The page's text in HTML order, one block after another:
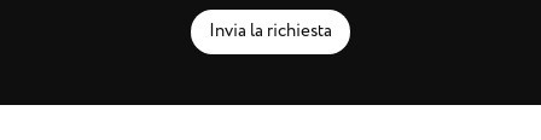
Invia la richiesta